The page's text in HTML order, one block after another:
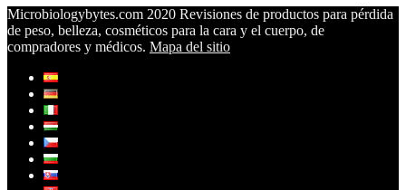
Microbiologybytes.com 2020 Revisiones de productos para pérdida
de peso, belleza, cosméticos para la cara y el cuerpo, de
compradores y médicos. Mapa del sitio